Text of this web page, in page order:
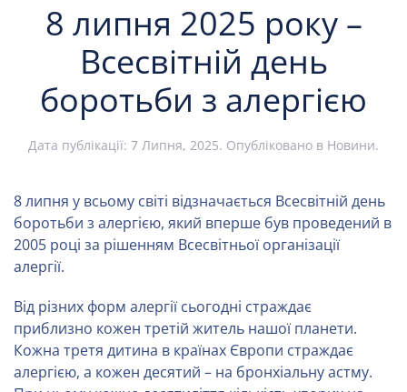
8 липня 2025 року –
Всесвітній день
боротьби з алергією
Дата публікації: 7 Липня, 2025. Опубліковано в Новини.
8 липня у всьому світі відзначається Всесвітній день
боротьби з алергією, який вперше був проведений в
2005 році за рішенням Всесвітньої організації
алергії.
Від різних форм алергії сьогодні страждає
приблизно кожен третій житель нашої планети.
Кожна третя дитина в країнах Європи страждає
алергією, а кожен десятий – на бронхіальну астму.